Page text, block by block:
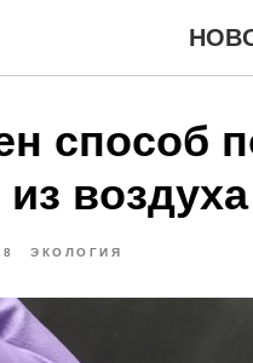
способ
ЭКОЛОГИЯ